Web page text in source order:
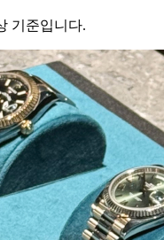
기준입니다.